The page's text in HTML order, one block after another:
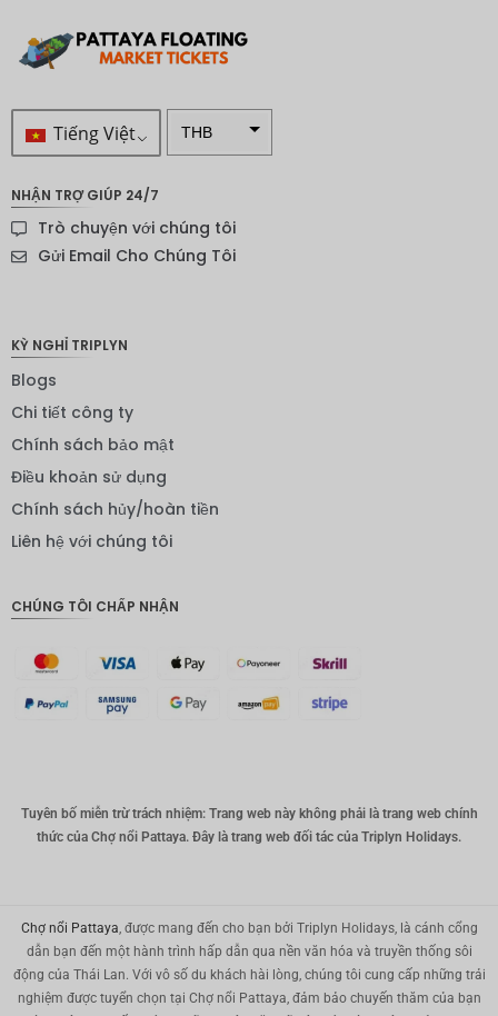
Tiếng Việt THB
Đô la
New
CHF
CAD
Nhân
dân tệ
MYR
PHP
Hồng
NHẬN TRỢ GIÚP 24/7
Trò chuyện với chúng tôi
Gửi Email Cho Chúng Tôi
KỲ NGHỈ TRIPLYN
Blogs
Chi tiết công ty
Chính sách bảo mật
Điều khoản sử dụng
Chính sách hủy/hoàn tiền
Liên hệ với chúng tôi
CHÚNG TÔI CHẤP NHẬN
Tuyên bố miễn trừ trách nhiệm: Trang web này không phải là trang web chính
thức của Chợ nổi Pattaya. Đây là trang web đối tác của Triplyn Holidays.
Chợ nổi Pattaya , được mang đến cho bạn bởi Triplyn Holidays, là cánh cổng
dẫn bạn đến một hành trình hấp dẫn qua nền văn hóa và truyền thống sôi
động của Thái Lan. Với vô số du khách hài lòng, chúng tôi cung cấp những trải
nghiệm được tuyển chọn tại Chợ nổi Pattaya, đảm bảo chuyến thăm của bạn